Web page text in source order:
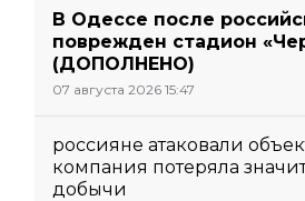
В Одессе после
поврежден стадион
(ДОПОЛНЕНО)
07 августа 2026 15:47
россияне атаковали
компания потеряла
добычи